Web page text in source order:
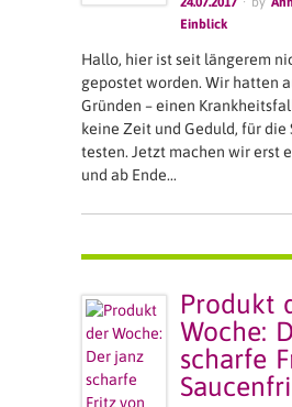
Einblick
Hallo, hier ist seit längerem
gepostet worden. Wir hatten
Gründen – einen
keine Zeit und Geduld, für die
testen. Jetzt machen wir erst
und ab Ende…
Produkt
Woche:
scharfe